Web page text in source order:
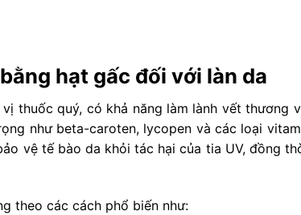
hạt gấc đối với làn da
thuốc quý, có khả năng làm lành vết thương
như beta-caroten, lycopen và các loại
vệ tế bào da khỏi tác hại của tia UV, đồng
theo các cách phổ biến như: